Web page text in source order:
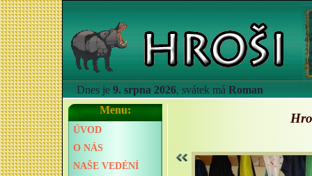
Dnes je 9. srpna 2026, svátek má Roman
Menu:
ÚVOD
O NÁS
NAŠE VEDÉNÍ